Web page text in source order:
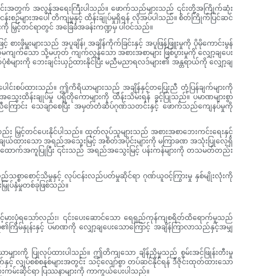
င်းအတွက် အလွန်အရေးကြီးပါသည်။ ဖောက်သည်များသည် ၎င်းတို့အကြိုက်ဆုံး
စဉ်များအပေါ် တိကျမှုနှင့် ထိန်းချုပ်မှုရှိရန် လိုအပ်ပါသည်။ စိတ်ကြိုက်ပြင်ဆင်
မြှင့်တင်ရာတွင် အခြေခံအခန်းကဏ္ဍမှ ပါဝင်သည်။
မှူးများသည် အပူချိန်၊ အချိန်ကိုက်ခြင်းနှင့် အပူဖြန့်ဖြူးမှုကို ပိုမိုကောင်းမွန်
ကျက်သော သို့မဟုတ် ကျက်လွန်သော အစားအစာများ ဖြစ်ပွားမှုကို လျှော့ချပေး
ားကို ဘေးချင်းယှဉ်ထားနိုင်ပြီး မညီမညာရလဒ်များ၏ အန္တရာယ်ကို လျှော့ချ
င်းစပ်ထားသည်။ ဤကိရိယာများသည် အချိန်နှင့်တပြေးညီ တုံ့ပြန်ချက်များကို
ေးထိန်းချုပ်မှု ပရိုတိုကောများကို ထိန်းသိမ်းရန် ခွင့်ပြုသည်။ ပမာဏများစွာ
ာင်း သေချာစေပြီး အမှတ်တံဆိပ်ဂုဏ်သတင်းနှင့် ဖောက်သည်ကျေနပ်မှုကို
မြှင့်တင်ပေးနိုင်ပါသည်။ ထုတ်လုပ်သူများသည် အစားအစာဘေးကင်းရေးနှင့်
ယ်ထားသော အရည်အသွေးမြင့် အစိတ်အပိုင်းများကို မကြာခဏ အသုံးပြုလေ့ရှိ
အထောက်အကူပြုပြီး ၎င်းသည် အရည်အသွေးမြင့် ပန်းကန်များကို တသမတ်တည်း
သည်သစ္စာစောင့်သိမှုနှင့် လုပ်ငန်းလည်ပတ်မှုဆိုင်ရာ ဂုဏ်ယူဝင့်ကြွားမှု နှစ်မျိုးလုံးကို
ြှုပ်နှံမှုတစ်ခုဖြစ်သည်။
င့်မားပုံရသော်လည်း၊ ၎င်းပေးဆောင်သော ရေရှည်ကုန်ကျစရိတ်ထိရောက်မှုသည်
ြိမ်နှုန်းနှင့် ပမာဏကို လျှော့ချပေးသောကြောင့် အချိန်ကြာလာသည်နှင့်အမျှ
ာများကို ပြုလုပ်ထားပါသည်။ ဤတိကျသော ချိန်ညှိမှုသည် စွမ်းအင်ဖြုန်းတီးမှု
နှင့် လျှပ်စစ်စနစ်များအတွင်း သင့်လျော်စွာ တပ်ဆင်နိုင်ရန် ဒီဇိုင်းထုတ်ထားသော
ကမ်းဆိုင်ရာ ပြဿနာများကို ကာကွယ်ပေးပါသည်။